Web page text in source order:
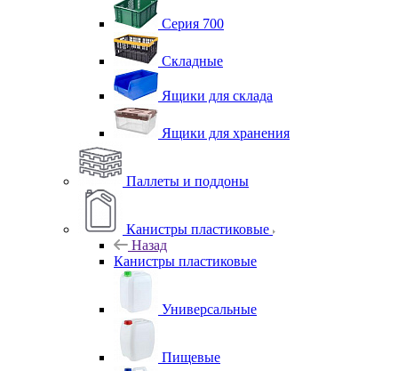
Серия 700
Складные
Ящики для склада
Ящики для хранения
Паллеты и поддоны
Канистры пластиковые
Назад
Канистры пластиковые
Универсальные
Пищевые